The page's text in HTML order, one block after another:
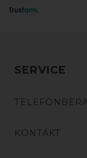
SERVICE
KONTAKT